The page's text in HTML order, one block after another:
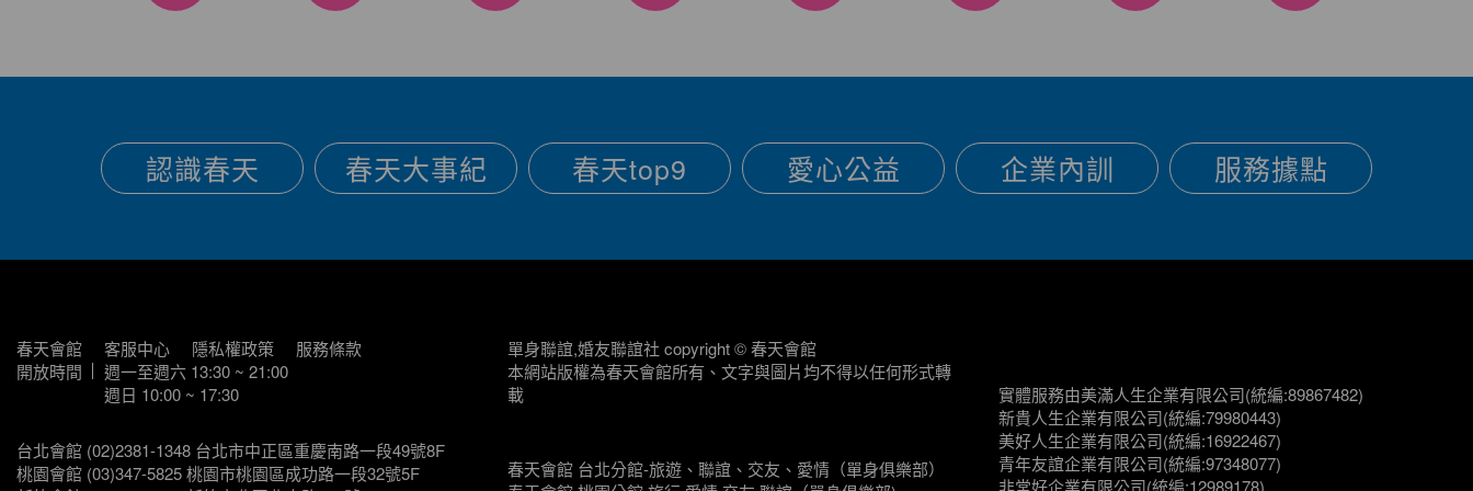
認識春天 春天大事紀 春天top9 愛心公益 企業內訓 服務據點
春天會館 客服中心 隱私權政策
服務條款
開放時間
週一至週六 13:30 ~ 21:00
週日 10:00 ~ 17:30
台北會館 (02)2381-1348 台北市中正區重慶南路一段49號8F
桃園會館 (03)347-5825 桃園市桃園區成功路一段32號5F
單身聯誼,婚友聯誼社 copyright © 春天會館
本網站版權為春天會館所有、文字與圖片均不得以任何形式轉
載
春天會館 台北分館-旅遊、聯誼、交友、愛情（單身俱樂部）
實體服務由美滿人生企業有限公司(統編:89867482)
新貴人生企業有限公司(統編:79980443)
美好人生企業有限公司(統編:16922467)
青年友誼企業有限公司(統編:97348077)